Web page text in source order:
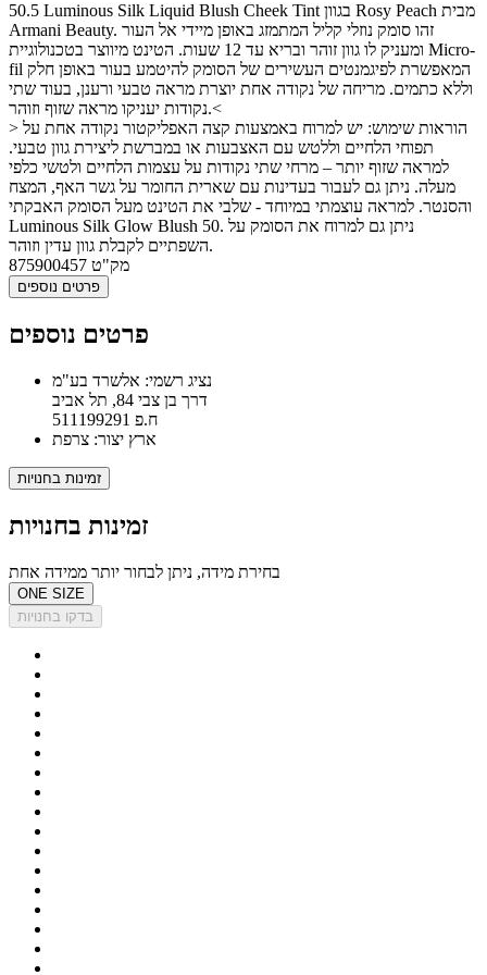
50.5 Luminous Silk Liquid Blush Cheek Tint בגוון Rosy Peach מבית
Armani Beauty. זהו סומק נוזלי קליל המתמזג באופן מיידי אל העור
ומעניק לו גוון זוהר ובריא עד 12 שעות. הטינט מיווצר בטכנולוגיית Micro-
fil המאפשרת לפיגמנטים העשירים של הסומק להיטמע בעור באופן חלק
וללא כתמים. מריחה של נקודה אחת יוצרת מראה טבעי ורענן, בעוד שתי
נקודות יעניקו מראה שזוף וזוהר.<
> הוראות שימוש: יש למרוח באמצעות קצה האפליקטור נקודה אחת על
תפוחי הלחיים וללטש עם האצבעות או במברשת ליצירת גוון טבעי.
למראה שזוף יותר – מרחי שתי נקודות על עצמות הלחיים ולטשי כלפי
מעלה. ניתן גם לעבור בעדינות עם שארית החומר על גשר האף, המצח
והסנטר. למראה עוצמתי במיוחד - שלבי את הטינט מעל הסומק האבקתי
Luminous Silk Glow Blush 50. ניתן גם למרוח את הסומק על
השפתיים לקבלת גוון עדין וזוהר.
מק"ט 875900457
פרטים נוספים
פרטים נוספים
נציג רשמי: אלשרד בע"מ
דרך בן צבי 84, תל אביב
ח.פ 511199291
ארץ יצור: צרפת
זמינות בחנויות
זמינות בחנויות
בחירת מידה, ניתן לבחור יותר ממידה אחת
ONE SIZE
בדקו בחנויות